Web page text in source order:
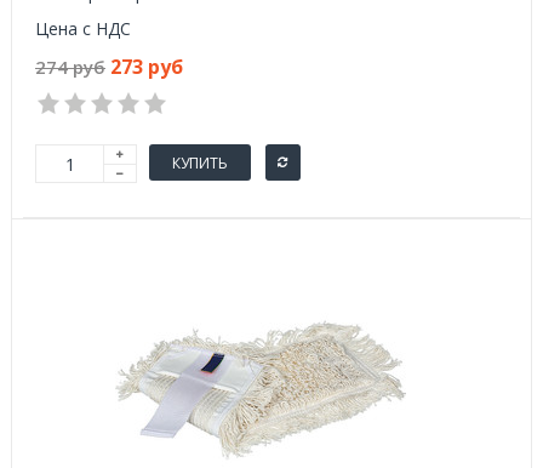
Цена с НДС
274 руб 273 руб
КУПИТЬ